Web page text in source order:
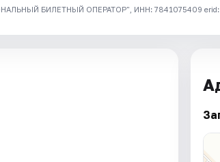
БИЛЕТНЫЙ ОПЕРАТОР", ИНН: 7841075409 erid: